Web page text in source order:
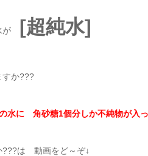
が [超純水]
すか???
水に 角砂糖1個分しか不純物が入
???は 動画をど～ぞ↓